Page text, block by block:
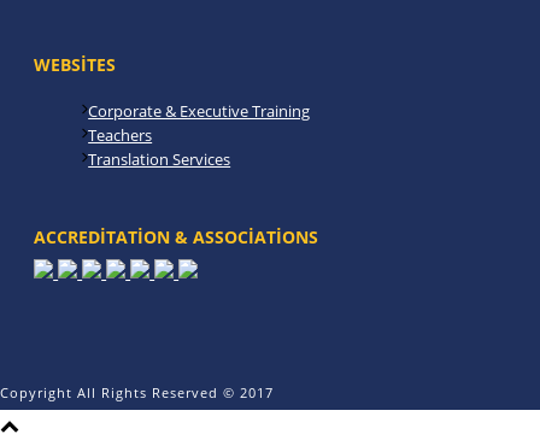
WEBSITES
Corporate & Executive Training
Teachers
Translation Services
ACCREDITATION & ASSOCIATIONS
Copyright All Rights Reserved © 2017